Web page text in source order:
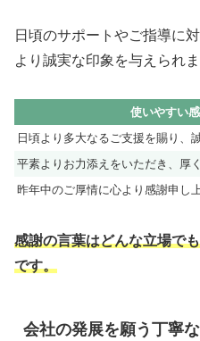
日頃のサポートやご指導に
より誠実な印象を与えられま
使いやすい
日頃より多大なるご支援を賜り、
平素よりお力添えをいただき、厚
昨年中のご厚情に心より感謝申し
感謝の言葉はどんな立場で
です。
会社の発展を願う丁寧